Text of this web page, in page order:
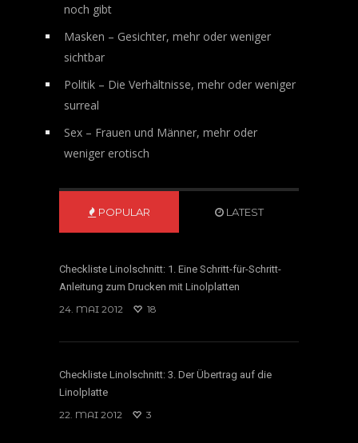
noch gibt
Masken – Gesichter, mehr oder weniger
sichtbar
Politik – Die Verhältnisse, mehr oder weniger
surreal
Sex – Frauen und Männer, mehr oder
weniger erotisch
POPULAR LATEST
Checkliste Linolschnitt: 1. Eine Schritt-für-Schritt-
Anleitung zum Drucken mit Linolplatten
24. MAI 2012
18
Checkliste Linolschnitt: 3. Der Übertrag auf die
Linolplatte
22. MAI 2012
3